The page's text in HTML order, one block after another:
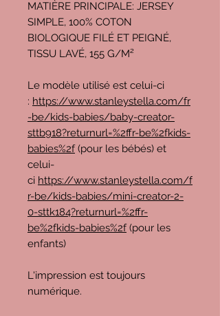
MATIÈRE PRINCIPALE: JERSEY
SIMPLE, 100% COTON
BIOLOGIQUE FILÉ ET PEIGNÉ,
TISSU LAVÉ, 155 G/M²
Le modèle utilisé est celui-ci
: https://www.stanleystella.com/fr
-be/kids-babies/baby-creator-
sttb918?returnurl=%2ffr-be%2fkids-
babies%2f(pour les bébés) et
celui-
ci https://www.stanleystella.com/f
r-be/kids-babies/mini-creator-2-
0-sttk184?returnurl=%2ffr-
be%2fkids-babies%2f(pour les
enfants)
L'impression est toujours
numérique.